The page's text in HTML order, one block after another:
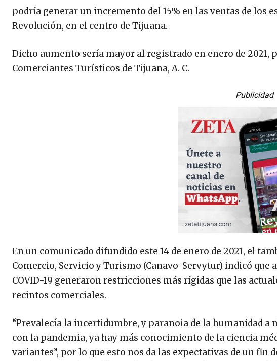
podría generar un incremento del 15% en las ventas de los
Revolución, en el centro de Tijuana.
Dicho aumento sería mayor al registrado en enero de 2021,
Comerciantes Turísticos de Tijuana, A. C.
Publicidad
En un comunicado difundido este 14 de enero de 2021, el
Comercio, Servicio y Turismo (Canavo-Servytur) indicó
COVID-19 generaron restricciones más rígidas que las
recintos comerciales.
“Prevalecía la incertidumbre, y paranoia de la humanidad
con la pandemia, ya hay más conocimiento de la ciencia
variantes”, por lo que esto nos da las expectativas de un fin